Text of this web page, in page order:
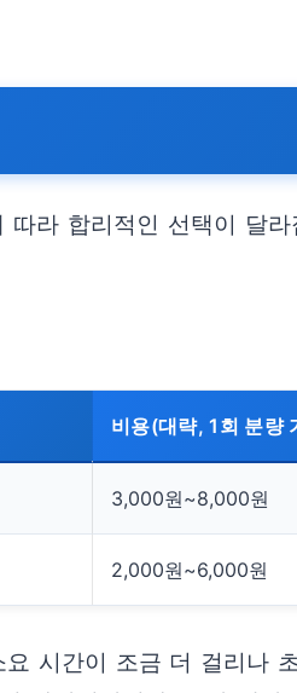
라 합리적인 선택이 달
비용(대략, 1회 분량
3,000원~8,000원
2,000원~6,000원
시간이 조금 더 걸리나